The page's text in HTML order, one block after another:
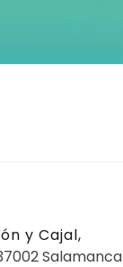
y Cajal,
Salamanca